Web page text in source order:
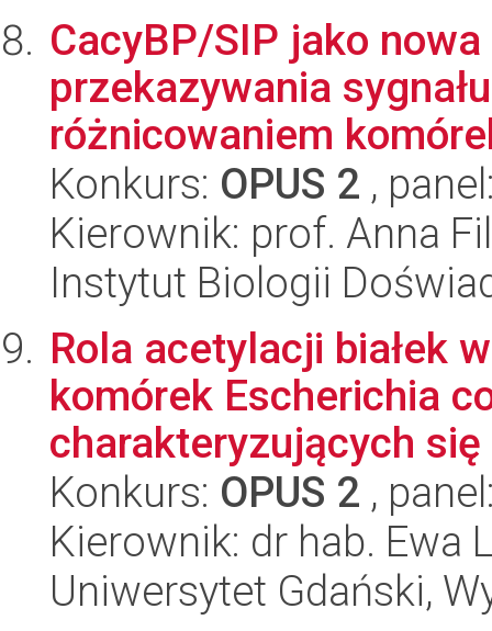
CacyBP/SIP jako
przekazywania
różnicowaniem
Konkurs: OPUS 2 ,
Kierownik: prof. Anna
Instytut Biologii
Rola acetylacji białek
komórek Escherichia
charakteryzujących
Konkurs: OPUS 2 ,
Kierownik: dr hab. Ewa
Uniwersytet Gdański,